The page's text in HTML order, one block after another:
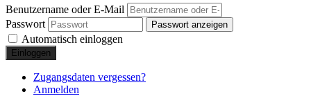
Benutzername oder E-Mail
Passwort
Passwort anzeigen
Automatisch einloggen
Einloggen
Zugangsdaten vergessen?
Anmelden